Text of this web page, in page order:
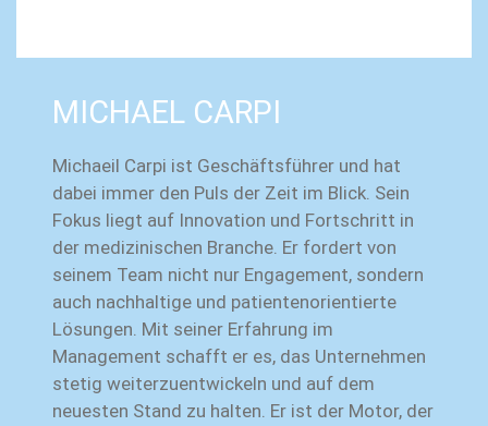
MICHAEL CARPI
Michaeil Carpi ist Geschäftsführer und hat
dabei immer den Puls der Zeit im Blick. Sein
Fokus liegt auf Innovation und Fortschritt in
der medizinischen Branche. Er fordert von
seinem Team nicht nur Engagement, sondern
auch nachhaltige und patientenorientierte
Lösungen. Mit seiner Erfahrung im
Management schafft er es, das Unternehmen
stetig weiterzuentwickeln und auf dem
neuesten Stand zu halten. Er ist der Motor, der